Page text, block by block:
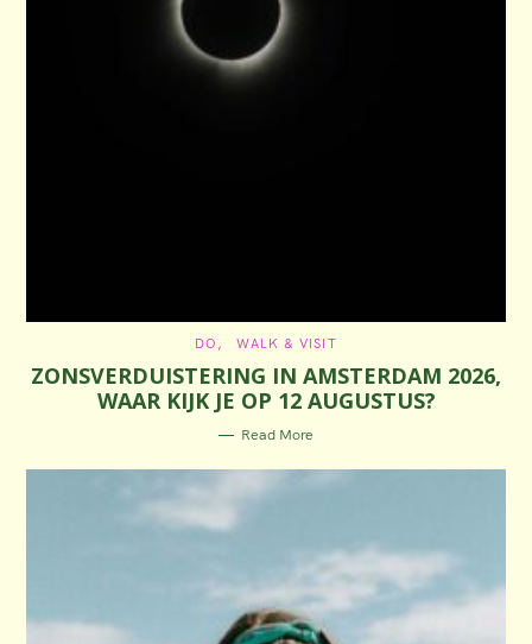
C
T
E
G
R
I
S
DO WALK & VISIT
ZONSVERDUISTERING IN AMSTERDAM 2026,
WAAR KIJK JE OP 12 AUGUSTUS?
Read More